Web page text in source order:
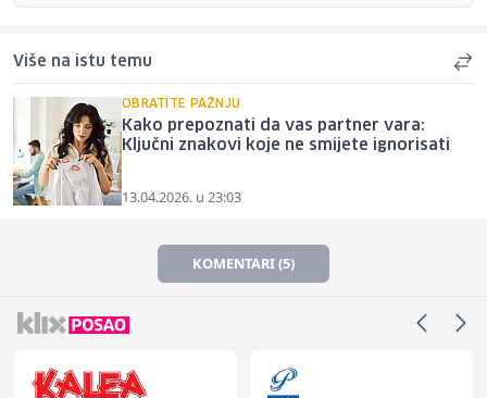
Više na istu temu
OBRATITE PAŽNJU
Kako prepoznati da vas partner vara:
Ključni znakovi koje ne smijete ignorisati
13.04.2026. u 23:03
KOMENTARI (5)